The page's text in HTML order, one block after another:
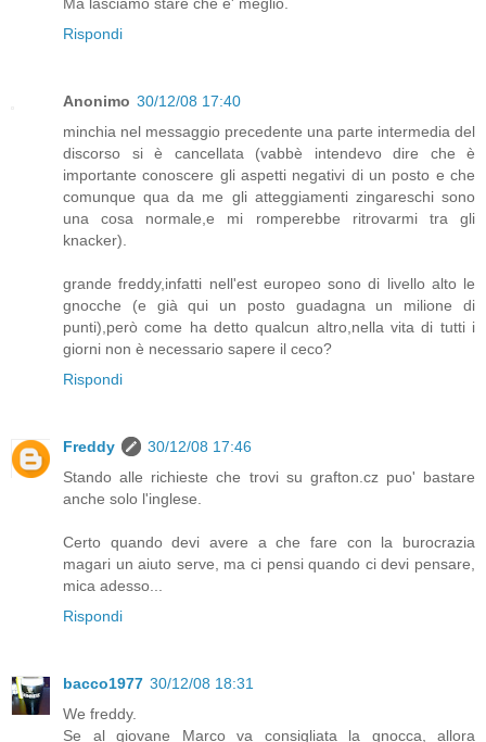
Rispondi
Anonimo 30/12/08 17:40
minchia nel messaggio precedente una parte intermedia del
discorso si è cancellata (vabbè intendevo dire che è
importante conoscere gli aspetti negativi di un posto e che
comunque qua da me gli atteggiamenti zingareschi sono
una cosa normale,e mi romperebbe ritrovarmi tra gli
knacker).
grande freddy,infatti nell'est europeo sono di livello alto le
gnocche (e già qui un posto guadagna un milione di
punti),però come ha detto qualcun altro,nella vita di tutti i
giorni non è necessario sapere il ceco?
Rispondi
Freddy
30/12/08 17:46
Stando alle richieste che trovi su grafton.cz puo' bastare
anche solo l'inglese.
Certo quando devi avere a che fare con la burocrazia
magari un aiuto serve, ma ci pensi quando ci devi pensare,
mica adesso...
Rispondi
bacco1977 30/12/08 18:31
We freddy.
Se al giovane Marco va consigliata la gnocca, allora